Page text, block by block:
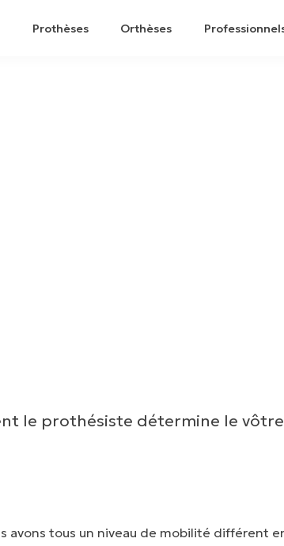
Prothèses Orthèses
le prothésiste détermine le
avons tous un niveau de mobilité différent